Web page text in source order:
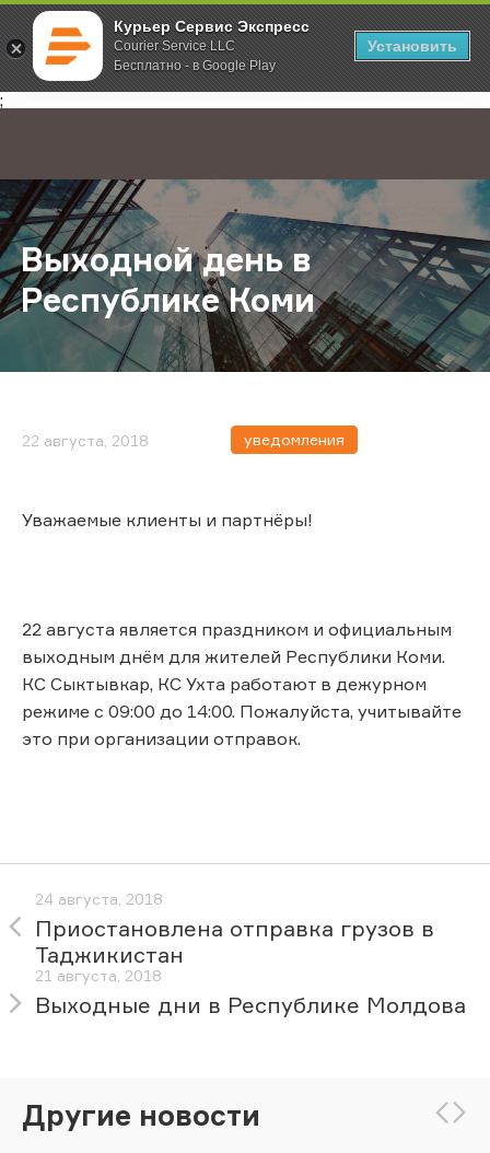
Курьер Сервис Экспресс
Courier Service LLC
Бесплатно - в Google Play
Установить
;
Главная О компании Новости Выходной день в Республике
Выходной день в
Республике Коми
22 августа, 2018 уведомления
Уважаемые клиенты и партнёры!
22 августа является праздником и официальным
выходным днём для жителей Республики Коми.
КС Сыктывкар, КС Ухта работают в дежурном
режиме с 09:00 до 14:00. Пожалуйста, учитывайте
это при организации отправок.
24 августа, 2018
Приостановлена отправка грузов в
Таджикистан
21 августа, 2018
Выходные дни в Республике Молдова
Другие новости